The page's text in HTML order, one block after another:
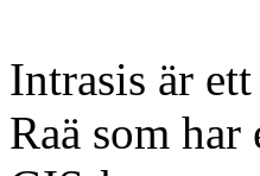
Intrasis är
Raä som